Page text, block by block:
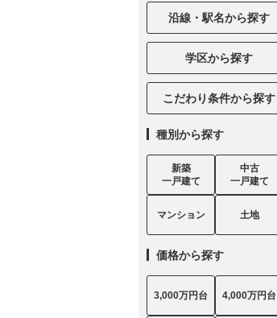
沿線・駅名から探す
学区から探す
こだわり条件から探す
種別から探す
新築
一戸建て
中古
一戸建て
マンション 土地
価格から探す
3,000万円台 4,000万円台